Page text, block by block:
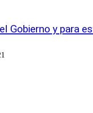
Gobierno y para